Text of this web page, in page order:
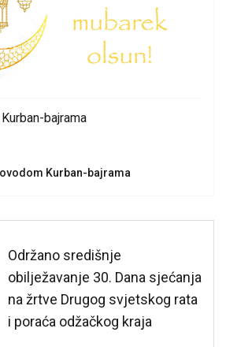
bajrama
Kurban-bajrama
Održano središnje
obilježavanje 30. Dana sjećanja
na žrtve Drugog svjetskog rata
i poraća odžačkog kraja